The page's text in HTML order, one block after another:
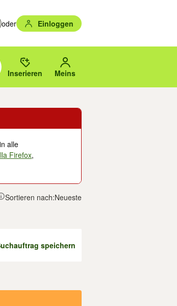
oder Einloggen
mit Eingabetaste auswählen.
Vorschläge mit den Pfeiltasten nach oben/
oder PLZ.
Inserieren Meins
alle
Firefox,
Sortieren nach:Neueste
speichern